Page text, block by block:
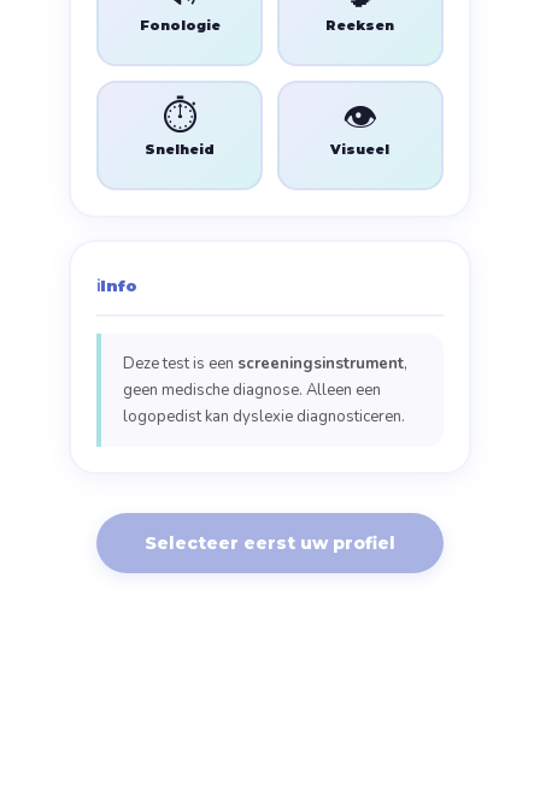
Fonologie Reeksen
⏱️
Snelheid
👁️
Visueel
ℹ️Info
Deze test is een screeningsinstrument,
geen medische diagnose. Alleen een
logopedist kan dyslexie diagnosticeren.
Selecteer eerst uw profiel